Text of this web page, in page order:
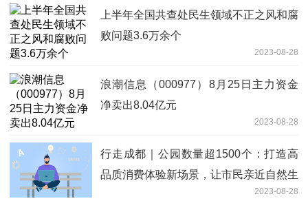
上半年全国共查处民生领域不正之风和腐
败问题3.6万余个
2023-08-28
浪潮信息（000977）8月25日主力资金
净卖出8.04亿元
2023-08-28
行走成都｜公园数量超1500个：打造高
品质消费体验新场景，让市民亲近自然生
2023-08-28